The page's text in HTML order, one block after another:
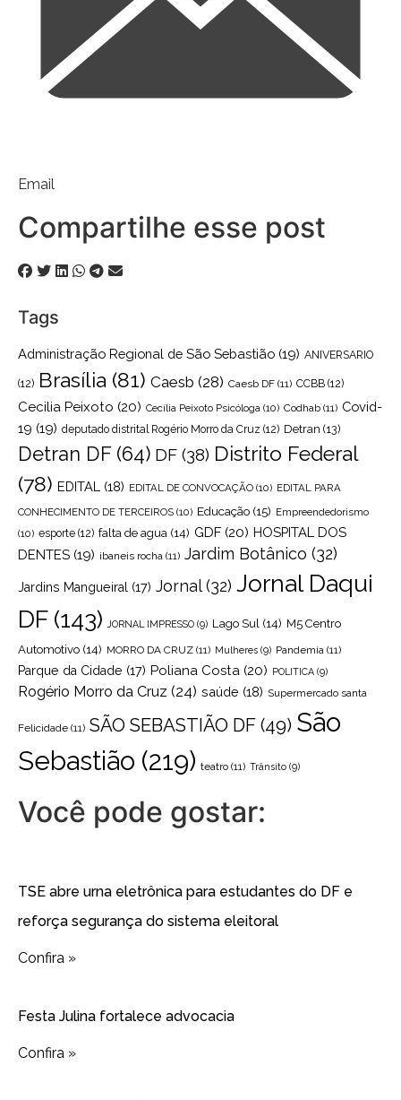
Email
Compartilhe esse post
Tags
Administração Regional de São Sebastião (19) ANIVERSARIO
(12) Brasília (81) Caesb (28) Caesb DF (11) CCBB (12)
Cecilia Peixoto (20) Cecília Peixoto Psicóloga (10) Codhab (11) Covid-
19 (19) deputado distrital Rogério Morro da Cruz (12) Detran (13)
Detran DF(64) DF (38) Distrito Federal
(78) EDITAL (18) EDITAL DE CONVOCAÇÃO (10) EDITAL PARA
CONHECIMENTO DE TERCEIROS (10) Educação (15) Empreendedorismo
(10) esporte (12) falta de agua (14) GDF (20) HOSPITAL DOS
DENTES (19) ibaneis rocha (11) Jardim Botânico (32)
Jardins Mangueiral (17) Jornal(32) Jornal Daqui
DF(143) JORNAL IMPRESSO (9) Lago Sul (14) M5 Centro
Automotivo (14) MORRO DA CRUZ (11) Mulheres (9) Pandemia (11)
Parque da Cidade (17) Poliana Costa (20) POLITICA (9)
Rogério Morro da Cruz (24) saúde (18) Supermercado santa
Felicidade (11) SÃO SEBASTIÃO DF (49) São
Sebastião (219) teatro (11) Trânsito (9)
Você pode gostar:
TSE abre urna eletrônica para estudantes do DF e
reforça segurança do sistema eleitoral
Confira »
Festa Julina fortalece advocacia
Confira »